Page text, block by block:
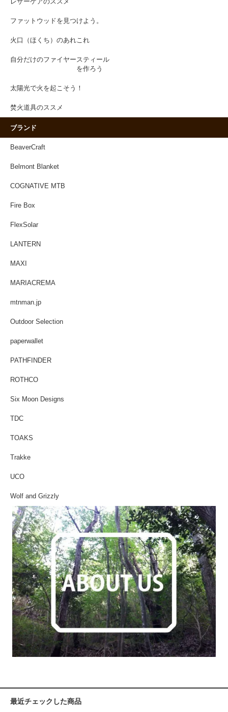
ファットウッドを見つけよう。
火口（ほくち）のあれこれ
自分だけのファイヤースティール
を作ろう
太陽光で火を起こそう！
焚火道具のススメ
ブランド
BeaverCraft
Belmont Blanket
COGNATIVE MTB
Fire Box
FlexSolar
LANTERN
MAXI
MARIACREMA
mtnman.jp
Outdoor Selection
paperwallet
PATHFINDER
ROTHCO
Six Moon Designs
TDC
TOAKS
Trakke
UCO
Wolf and Grizzly
最近チェックした商品